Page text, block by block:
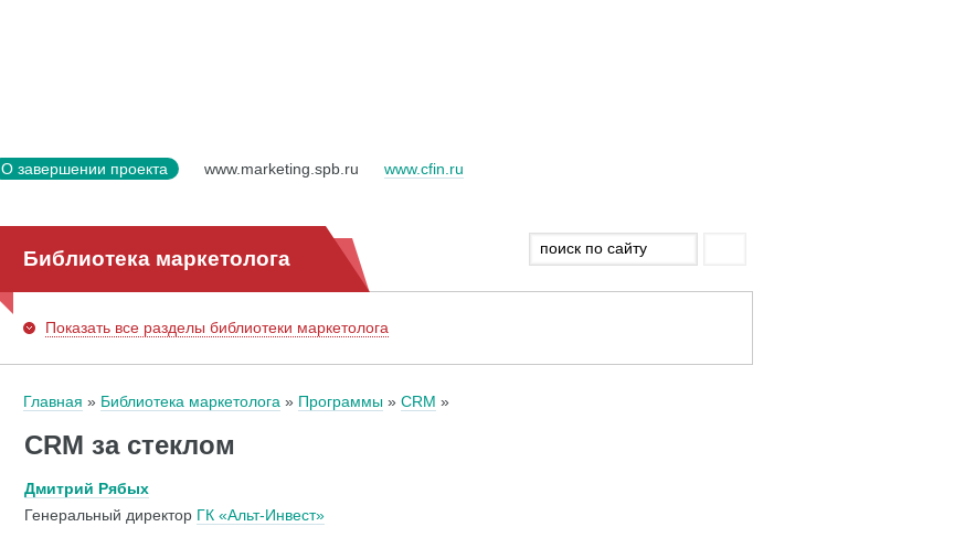
О завершении проекта www.marketing.spb.ru www.cfin.ru
Библиотека маркетолога
Показать все разделы библиотеки маркетолога
Главная Библиотека маркетолога Программы CRM
CRM за стеклом
Дмитрий Рябых
Генеральный директор ГК «Альт-Инвест»